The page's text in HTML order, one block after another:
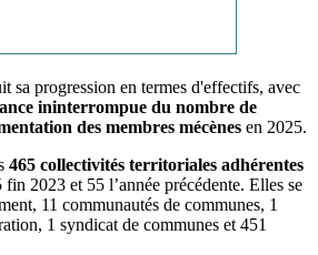
sa progression en termes d'effectifs, avec
ininterrompue du nombre de
des membres mécènes en 2025.
465 collectivités territoriales adhérentes
2023 et 55 l’année précédente. Elles se
11 communautés de communes, 1
1 syndicat de communes et 451